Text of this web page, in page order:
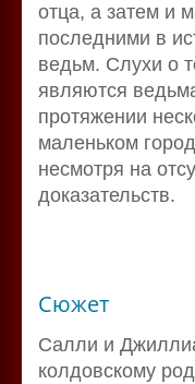
отца, а затем и
последними в
ведьм. Слухи о
являются
протяжении
маленьком
несмотря на
доказательств.
Сюжет
Салли и
колдовскому